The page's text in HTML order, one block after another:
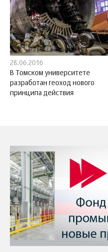
28.06.2016
В Томском университете
разработан геоход нового
принципа действия